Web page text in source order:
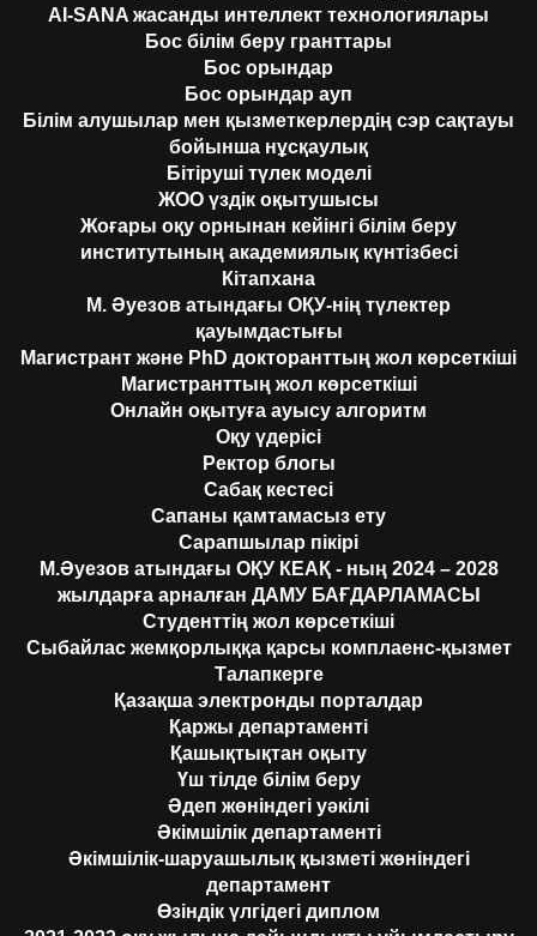
AI-SANA жасанды интеллект технологиялары
Бос білім беру гранттары
Бос орындар
Бос орындар ауп
Білім алушылар мен қызметкерлердің сэр сақтауы
бойынша нұсқаулық
Бітіруші түлек моделі
ЖОО үздік оқытушысы
Жоғары оқу орнынан кейінгі білім беру
институтының академиялық күнтізбесі
Кітапхана
М. Әуезов атындағы ОҚУ-нің түлектер
қауымдастығы
Магистрант және PhD докторанттың жол көрсеткіші
Магистранттың жол көрсеткіші
Онлайн оқытуға ауысу алгоритм
Оқу үдерісі
Ректор блогы
Сабақ кестесі
Сапаны қамтамасыз ету
Сарапшылар пікірі
М.Әуезов атындағы ОҚУ КЕАҚ - ның 2024 – 2028
жылдарға арналған ДАМУ БАҒДАРЛАМАСЫ
Студенттің жол көрсеткіші
Сыбайлас жемқорлыққа қарсы комплаенс-қызмет
Талапкерге
Қазақша электронды порталдар
Қаржы департаменті
Қашықтықтан оқыту
Үш тілде білім беру
Әдеп жөніндегі уәкілі
Әкімшілік департаменті
Әкімшілік-шаруашылық қызметі жөніндегі
департамент
Өзіндік үлгідегі диплом